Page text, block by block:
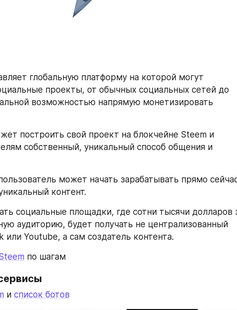
глобальную платформу на которой могут
проекты, от обычных социальных сетей до
возможностью напрямую монетизировать
построить свой проект на блокчейне Steem и
собственный, уникальный способ общения и
может начать зарабатывать прямо
контент.
социальные площадки, где сотни тысячи долларов
аудиторию, будет получать не централизованный
или Youtube, а сам создатель контента.
по шагам
и список ботов